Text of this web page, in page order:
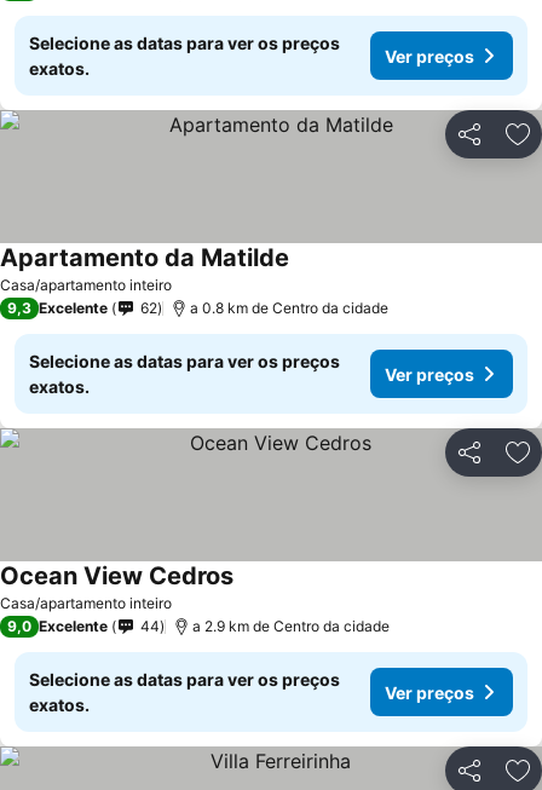
Selecione as datas para ver os preços
exatos.
Ver preços
Partilhar
Casa/apartamento inteiro
Apartamento da Matilde
9,3 Excelente 62 a 0.8 km de Centro da cidade
Selecione as datas para ver os preços
exatos.
Ver preços
Partilhar
Casa/apartamento inteiro
Ocean View CedrosVer preços
9,0 Excelente 44 a 2.9 km de Centro da cidade
Selecione as datas para ver os preços
exatos.
Ver preços
Partilhar